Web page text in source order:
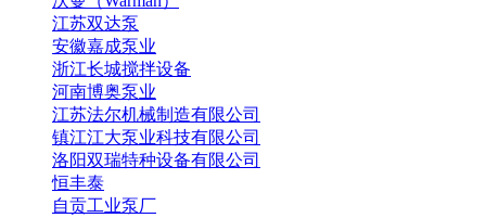
江苏双达泵
安徽嘉成泵业
浙江长城搅拌设备
河南博奥泵业
江苏法尔机械制造有限公司
镇江江大泵业科技有限公司
洛阳双瑞特种设备有限公司
恒丰泰
自贡工业泵厂